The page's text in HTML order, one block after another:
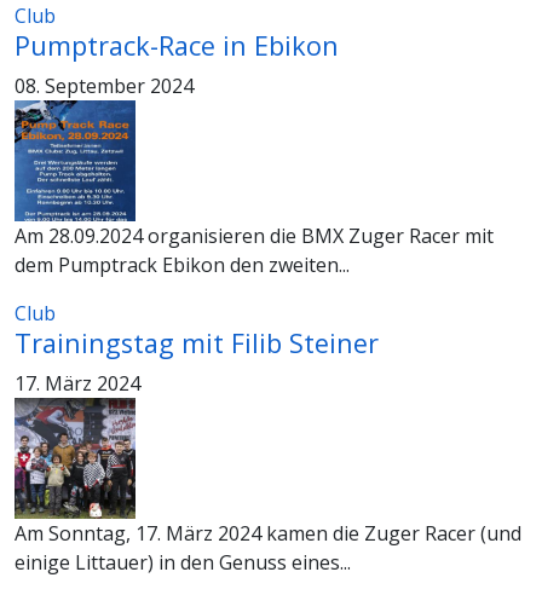
Club
Pumptrack-Race in Ebikon
08. September 2024
Am 28.09.2024 organisieren die BMX Zuger Racer mit
dem Pumptrack Ebikon den zweiten...
Club
Trainingstag mit Filib Steiner
17. März 2024
Am Sonntag, 17. März 2024 kamen die Zuger Racer (und
einige Littauer) in den Genuss eines...